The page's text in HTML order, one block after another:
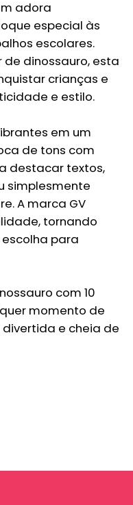
adora
especial às
escolares.
dinossauro, esta
crianças e
e estilo.
em um
de tons com
destacar textos,
simplesmente
A marca GV
tornando
para
com 10
momento de
e cheia de